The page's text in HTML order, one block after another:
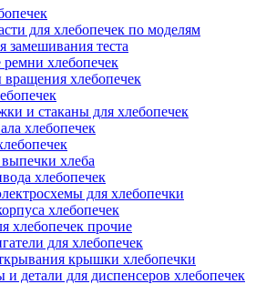
для хлебопечек по моделям
замешивания теста
хлебопечек
хлебопечек
и стаканы для хлебопечек
хлебопечек
хлеба
хлебопечек
для хлебопечки
хлебопечек
хлебопечек прочие
для хлебопечек
крышки хлебопечки
и детали для диспенсеров хлебопечек